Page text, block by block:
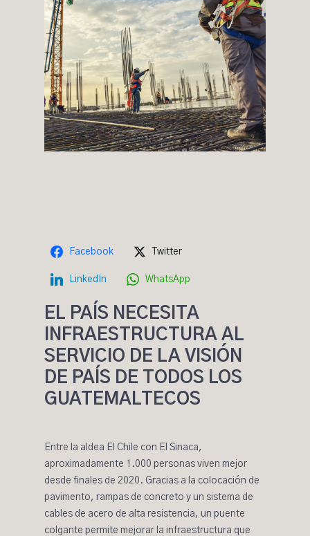
Facebook Twitter
LinkedIn WhatsApp
EL PAÍS NECESITA
INFRAESTRUCTURA AL
SERVICIO DE LA VISIÓN
DE PAÍS DE TODOS LOS
GUATEMALTECOS
Entre la aldea El Chile con El Sinaca,
aproximadamente 1.000 personas viven mejor
desde finales de 2020. Gracias a la colocación de
pavimento, rampas de concreto y un sistema de
cables de acero de alta resistencia, un puente
colgante permite mejorar la infraestructura que